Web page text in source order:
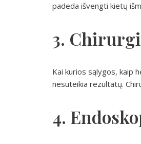
padeda išvengti kietų
3.
Kai kurios sąlygos, kaip
nesuteikia rezultatų.
4.